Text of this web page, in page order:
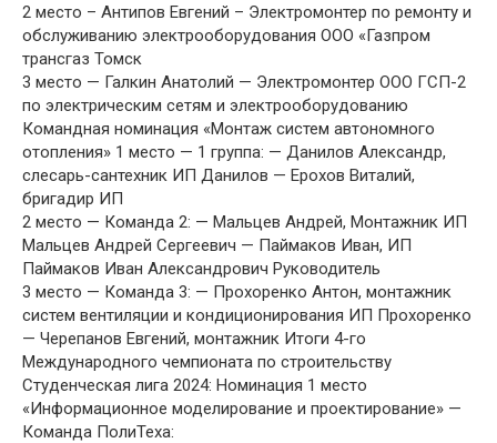
2 место – Антипов Евгений – Электромонтер по ремонту и
обслуживанию электрооборудования ООО «Газпром
трансгаз Томск
3 место — Галкин Анатолий — Электромонтер ООО ГСП-2
по электрическим сетям и электрооборудованию
Командная номинация «Монтаж систем автономного
отопления» 1 место — 1 группа: — Данилов Александр,
слесарь-сантехник ИП Данилов — Ерохов Виталий,
бригадир ИП
2 место — Команда 2: — Мальцев Андрей, Монтажник ИП
Мальцев Андрей Сергеевич — Паймаков Иван, ИП
Паймаков Иван Александрович Руководитель
3 место — Команда 3: — Прохоренко Антон, монтажник
систем вентиляции и кондиционирования ИП Прохоренко
— Черепанов Евгений, монтажник Итоги 4-го
Международного чемпионата по строительству
Студенческая лига 2024: Номинация 1 место
«Информационное моделирование и проектирование» —
Команда ПолиТеха: